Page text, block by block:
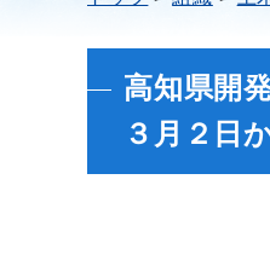
高知県開
３月２日